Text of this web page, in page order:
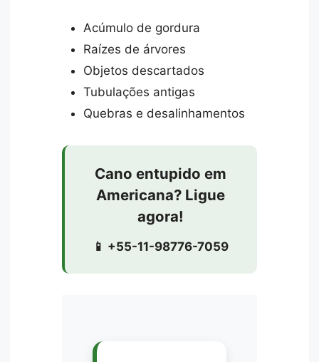
Acúmulo de gordura
Raízes de árvores
Objetos descartados
Tubulações antigas
Quebras e desalinhamentos
Cano entupido em
Americana? Ligue
agora!
📱 +55-11-98776-7059